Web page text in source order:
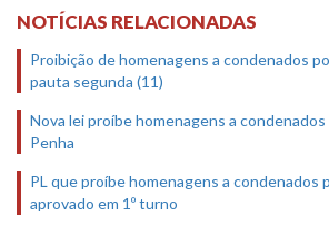
NOTÍCIAS RELACIONADAS
Proibição de homenagens a condenados
pauta segunda (11)
Nova lei proíbe homenagens a condenados
Penha
PL que proíbe homenagens a condenados
aprovado em 1º turno